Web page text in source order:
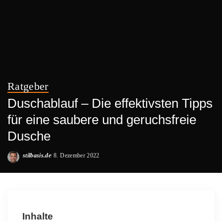
Ratgeber
Duschablauf – Die effektivsten Tipps
für eine saubere und geruchsfreie
Dusche
Posted
stilbasis.de 8. Dezember 2022
Inhalte